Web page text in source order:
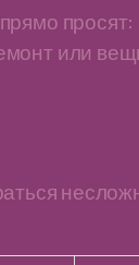
просят:
или